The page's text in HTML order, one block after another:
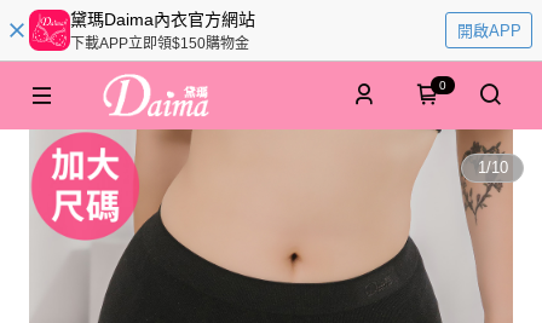
黛瑪Daima內衣官方網站
下載APP立即領$150購物金
開啟APP
0
1/10